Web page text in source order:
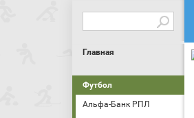
Главная
Футбол
Альфа-Банк РПЛ